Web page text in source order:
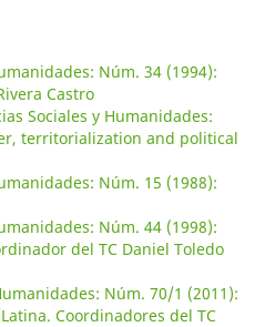
Núm. 34 (1994):
Castro
Sociales y Humanidades:
territorialization and political
Núm. 15 (1988):
Núm. 44 (1998):
del TC Daniel Toledo
Núm. 70/1 (2011):
Coordinadores del TC